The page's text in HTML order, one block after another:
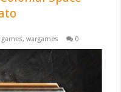
games,wargames 0